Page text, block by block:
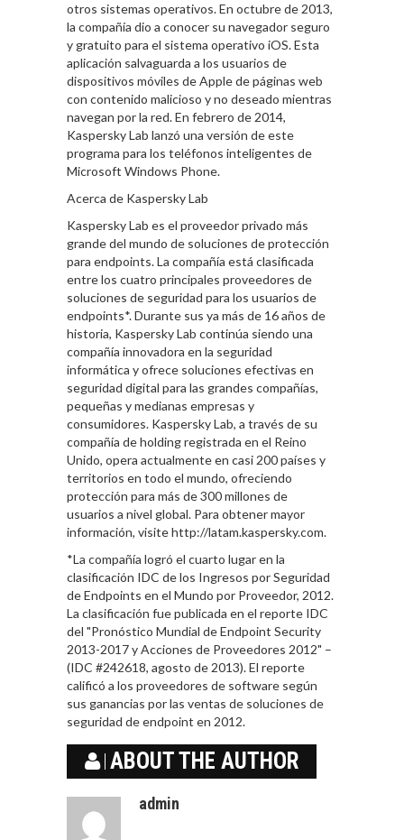
otros sistemas operativos. En octubre de 2013,
la compañía dio a conocer su navegador seguro
y gratuito para el sistema operativo iOS. Esta
aplicación salvaguarda a los usuarios de
dispositivos móviles de Apple de páginas web
con contenido malicioso y no deseado mientras
navegan por la red. En febrero de 2014,
Kaspersky Lab lanzó una versión de este
programa para los teléfonos inteligentes de
Microsoft Windows Phone.
Acerca de Kaspersky Lab
Kaspersky Lab es el proveedor privado más
grande del mundo de soluciones de protección
para endpoints. La compañía está clasificada
entre los cuatro principales proveedores de
soluciones de seguridad para los usuarios de
endpoints*. Durante sus ya más de 16 años de
historia, Kaspersky Lab continúa siendo una
compañía innovadora en la seguridad
informática y ofrece soluciones efectivas en
seguridad digital para las grandes compañías,
pequeñas y medianas empresas y
consumidores. Kaspersky Lab, a través de su
compañía de holding registrada en el Reino
Unido, opera actualmente en casi 200 países y
territorios en todo el mundo, ofreciendo
protección para más de 300 millones de
usuarios a nivel global. Para obtener mayor
información, visite http://latam.kaspersky.com.
*La compañía logró el cuarto lugar en la
clasificación IDC de los Ingresos por Seguridad
de Endpoints en el Mundo por Proveedor, 2012.
La clasificación fue publicada en el reporte IDC
del "Pronóstico Mundial de Endpoint Security
2013-2017 y Acciones de Proveedores 2012" –
(IDC #242618, agosto de 2013). El reporte
calificó a los proveedores de software según
sus ganancias por las ventas de soluciones de
seguridad de endpoint en 2012.
ABOUT THE AUTHOR
admin